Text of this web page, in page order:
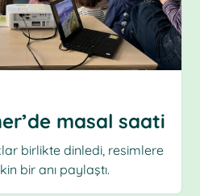
masal saati
birlikte dinledi, resimlere
bir anı paylaştı.